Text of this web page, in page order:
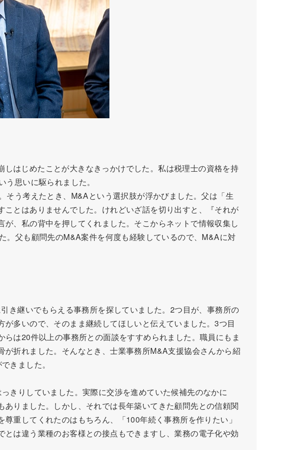
はじめたことが大きなきっかけでした。私は税理士の資格を持
思いに駆られました。
う考えたとき、M&Aという選択肢が浮かびました。父は「生
とはありませんでした。けれどいざ話を切り出すと、『それが
、私の背中を押してくれました。そこからネットで情報収集し
父も顧問先のM&A案件を何度も経験しているので、M&Aに対
き継いでもらえる事務所を探していました。2つ目が、事務所の
多いので、そのまま継続してほしいと伝えていました。3つ目
は20件以上の事務所との面談をすすめられました。職員にもま
折れました。そんなとき、士業事務所M&A支援協会さんから紹
きました。
きりしていました。実際に交渉を進めていた候補先のなかに
りました。しかし、それでは長年築いてきた顧問先との信頼関
重してくれたのはもちろん、「100年続く事務所を作りたい」
は違う業種のお客様との接点もできますし、業務の電子化や効